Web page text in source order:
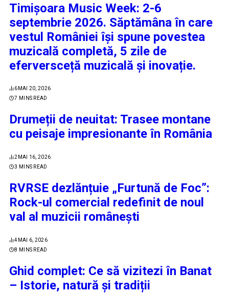
Timișoara Music Week: 2-6
septembrie 2026. Săptămâna în care
vestul României își spune povestea
muzicală completă, 5 zile de
eferversceță muzicală și inovație.
6 MAI 20, 2026
7 MINS READ
Drumeții de neuitat: Trasee montane
cu peisaje impresionante în România
2 MAI 16, 2026
3 MINS READ
RVRSE dezlănțuie „Furtună de Foc”:
Rock-ul comercial redefinit de noul
val al muzicii românești
4 MAI 6, 2026
8 MINS READ
Ghid complet: Ce să vizitezi în Banat
– Istorie, natură și tradiții